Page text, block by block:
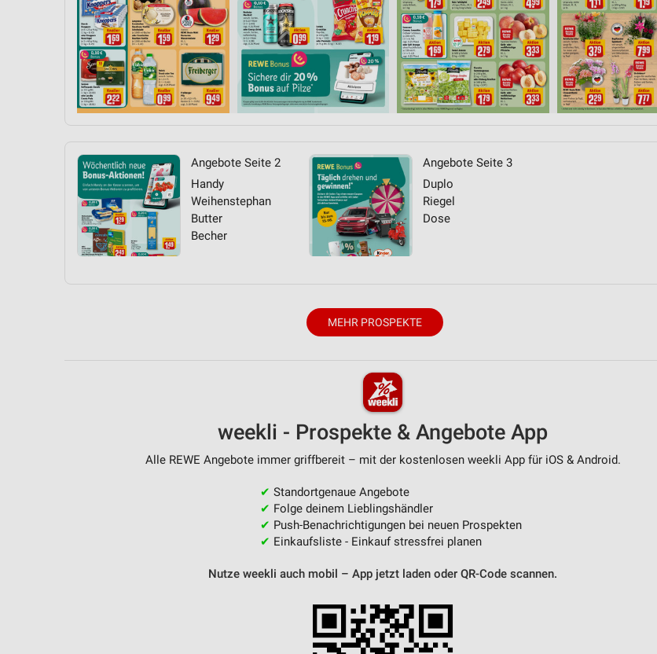
Angebote Seite 2
Handy
Weihenstephan
Butter
Becher
Angebote Seite 3
Duplo
Riegel
Dose
MEHR PROSPEKTE
weekli - Prospekte & Angebote App
Alle REWE Angebote immer griffbereit – mit der kostenlosen weekli App für iOS & Android.
✔ Standortgenaue Angebote
✔ Folge deinem Lieblingshändler
✔ Push-Benachrichtigungen bei neuen Prospekten
✔ Einkaufsliste - Einkauf stressfrei planen
Nutze weekli auch mobil – App jetzt laden oder QR-Code scannen.
Entwicklung und Verbesserung der Angebote
Verwendung reduzierter Daten zur Auswahl von Inhalten
IAB-Besonderheiten:
Geräte anhand von aktiv angeforderten Informationen identifizieren
Nicht-IAB-Verarbeitungszwecke:
Performance